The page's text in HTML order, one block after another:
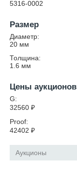
5316-0002
Размер
Диаметр:
20 мм
Толщина:
1.6 мм
Цены аукционов
G:
32560 ₽
Proof:
42402 ₽
Аукционы